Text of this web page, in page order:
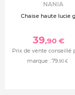
NANIA
Chaise haute lucie
39,90 €
Prix de vente conseillé
marque : 79,90 €